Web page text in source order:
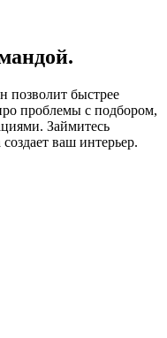
позволит быстрее
проблемы с подбором,
Займитесь
ваш интерьер.